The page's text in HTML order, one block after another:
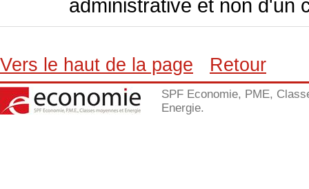
administrative et non d'un
Vers le haut de la page Retour
SPF Economie, PME,
Energie.